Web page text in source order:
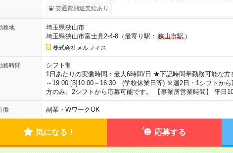
交通費別途支給あり
務地
埼玉県狭山市
埼玉県狭山市富士見2-4-8（最寄り駅： 狭山市駅）
株式会社メルフィス
務時間
シフト制
1日あたりの実働時間：最大6時間/日 ★下記時間帯勤務可能な
～19:00 [3]10:00～16:30 (学校休業日等) ※週2日・1シフトか
方のみ、2シフトから応募可能です。 【事業所営業時間】 平日
徴 副業・WワークOK
気になる！ 応募する